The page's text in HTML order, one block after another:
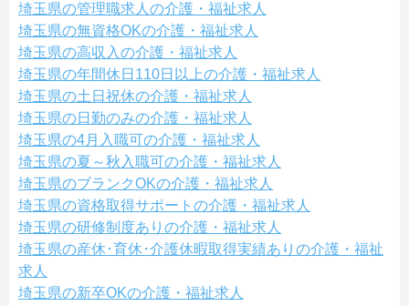
埼玉県の管理職求人の介護・福祉求人
埼玉県の無資格OKの介護・福祉求人
埼玉県の高収入の介護・福祉求人
埼玉県の年間休日110日以上の介護・福祉求人
埼玉県の土日祝休の介護・福祉求人
埼玉県の日勤のみの介護・福祉求人
埼玉県の4月入職可の介護・福祉求人
埼玉県の夏～秋入職可の介護・福祉求人
埼玉県のブランクOKの介護・福祉求人
埼玉県の資格取得サポートの介護・福祉求人
埼玉県の研修制度ありの介護・福祉求人
埼玉県の産休･育休･介護休暇取得実績ありの介護・福祉
求人
埼玉県の新卒OKの介護・福祉求人